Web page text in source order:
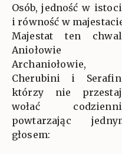
Osób, jedność w
i równość w
Majestat ten
Aniołowie
Archaniołowie,
Cherubini i
którzy nie
wołać
powtarzając
głosem: